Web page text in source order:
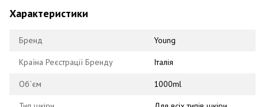
Характеристики
Бренд Young
Країна Реєстрації Бренду Італія
Об`єм 1000ml